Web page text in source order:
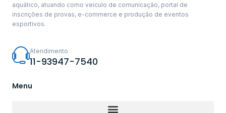
aquático, atuando como veículo de comunicação, portal de
inscrições de provas, e-commerce e produção de eventos
esportivos.
Atendimento
11-93947-7540
Menu